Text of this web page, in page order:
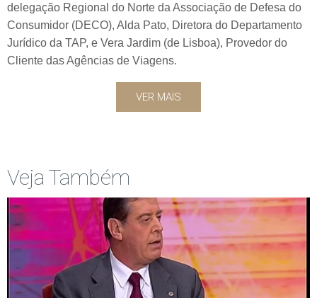
delegação Regional do Norte da Associação de Defesa do
Consumidor (DECO), Alda Pato, Diretora do Departamento
Jurídico da TAP, e Vera Jardim (de Lisboa), Provedor do
Cliente das Agências de Viagens.
VER MAIS
Veja Também